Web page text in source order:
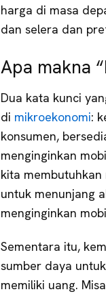
harga di masa
dan selera dan
Apa makna
Dua kata kunci
di mikroekonomi:
konsumen,
menginginkan
kita
untuk menunjang
menginginkan
Sementara itu,
sumber daya
memiliki uang.